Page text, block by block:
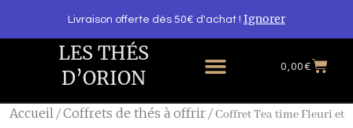
contenu
MON COMPTE / M'INSCRIRE
LES THÉS
D’ORION
Menu 0,00€
Accueil/Coffrets de thés à offrir/ Coffret Tea time Fleuri et
Livraison offerte dès 50€ d'achat ! Ignorer